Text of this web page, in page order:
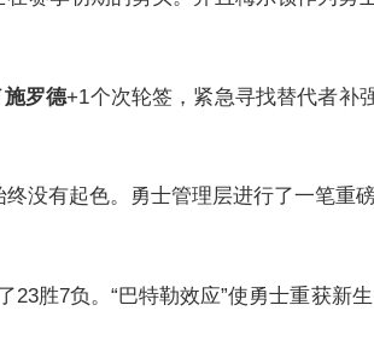
施罗德+1个次轮签，紧急寻找替代者补
终没有起色。勇士管理层进行了一笔
胜7负。“巴特勒效应”使勇士重获新